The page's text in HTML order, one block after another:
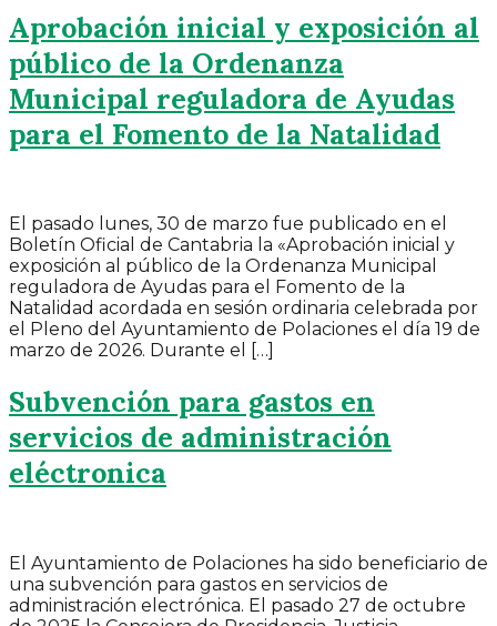
Aprobación inicial y exposición al
público de la Ordenanza
Municipal reguladora de Ayudas
para el Fomento de la Natalidad
El pasado lunes, 30 de marzo fue publicado en el
Boletín Oficial de Cantabria la «Aprobación inicial y
exposición al público de la Ordenanza Municipal
reguladora de Ayudas para el Fomento de la
Natalidad acordada en sesión ordinaria celebrada por
el Pleno del Ayuntamiento de Polaciones el día 19 de
marzo de 2026. Durante el […]
Subvención para gastos en
servicios de administración
eléctronica
El Ayuntamiento de Polaciones ha sido beneficiario de
una subvención para gastos en servicios de
administración electrónica. El pasado 27 de octubre